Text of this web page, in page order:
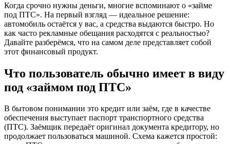
Когда срочно нужны деньги, многие вспоминают о «займе
под ПТС». На первый взгляд — идеальное решение:
автомобиль остаётся у вас, а средства выдаются быстро. Но
как часто рекламные обещания расходятся с реальностью?
Давайте разберёмся, что на самом деле представляет собой
этот финансовый продукт.
Что пользователь обычно имеет в виду
под «займом под ПТС»
В бытовом понимании это кредит или заём, где в качестве
обеспечения выступает паспорт транспортного средства
(ПТС). Заёмщик передаёт оригинал документа кредитору, но
продолжает пользоваться машиной. Схема кажется простой: